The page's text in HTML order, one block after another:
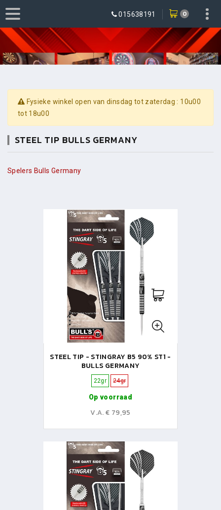
015638191 0
Fysieke winkel open van dinsdag tot zaterdag : 10u00
tot 18u00
STEEL TIP BULLS GERMANY
Spelers Bulls Germany
STEEL TIP - STINGRAY B5 90% ST1 -
BULLS GERMANY
22gr 24gr
Op voorraad
V.A. € 79,95